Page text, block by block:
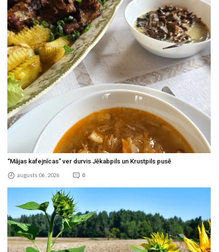
“Mājas kafejnīcas” ver durvis Jēkabpils un Krustpils pusē
augusts 06 , 2026 0